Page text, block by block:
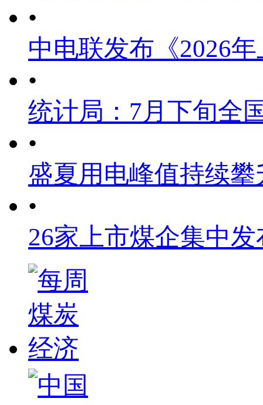
•
中电联发布《2026
•
统计局：7月下旬全
•
盛夏用电峰值持续
•
26家上市煤企集中